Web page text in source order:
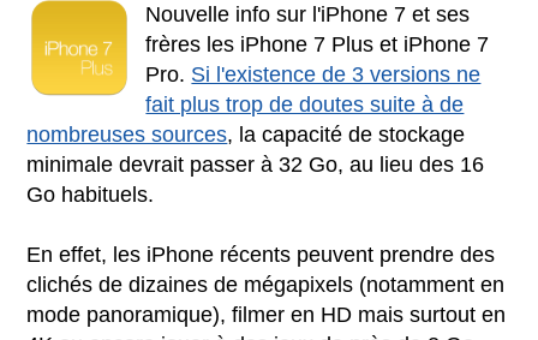
Nouvelle info sur l'iPhone 7 et ses
frères les iPhone 7 Plus et iPhone 7
Pro. Si l'existence de 3 versions ne
fait plus trop de doutes suite à de
nombreuses sources, la capacité de stockage
minimale devrait passer à 32 Go, au lieu des 16
Go habituels.
En effet, les iPhone récents peuvent prendre des
clichés de dizaines de mégapixels (notamment en
mode panoramique), filmer en HD mais surtout en